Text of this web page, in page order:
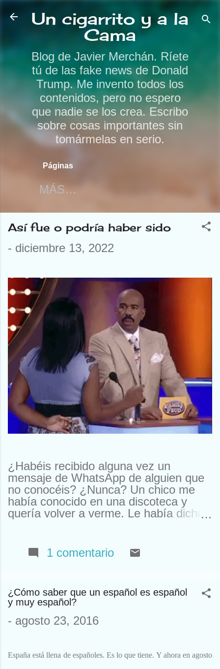
Ir al contenido principal
Un cigarrito y a la
Cama
Blog de Javier Merchán. Ríete
tú de las fake news de Donald
Trump. Me invento todos los
contenidos, pero no espero
que nadie se los crea. Escribo
sobre cosas importantes sin
tomármelas en serio.
Páginas
MÁS…
Así fue o podría haber sido
- diciembre 13, 2022
¿Habéis recibido alguna vez un
mensaje de WhatsApp de alguien que
no conocéis? ¿Nunca? Un chico me
había conocido en una discoteca y
quería volver a verme. Le había dicho
Estuve a punto de llamarle y quedar.
Pero resulta que nos habíamos visto
Houston. El caso es que, como ya
sabéis, yo no me llamo Susan y nunca
he estado allí (eso no lo sabíais). Así
que tuve que declinar la oferta. En otra
comprarme un reloj. Que yo al mío le
1 comentario
¿Cómo saber que un español es español
y muy español?
- agosto 23, 2016
España está llena de españoles. Es lo que tiene. Y ahora en agosto